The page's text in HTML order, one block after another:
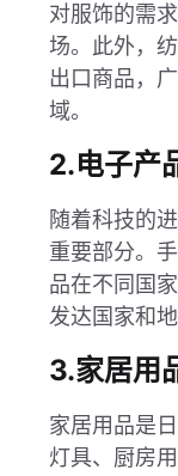
对服饰的需
场。此外，
出口商品，
域。
2.电子产
随着科技的
重要部分。
品在不同国
发达国家和
3.家居用
家居用品是
灯具、厨房